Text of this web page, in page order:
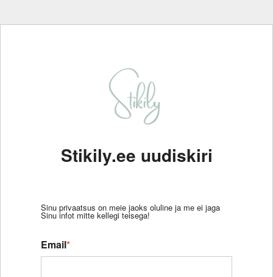
Stikily.ee uudiskiri
Sinu privaatsus on meie jaoks oluline ja me ei jaga
Sinu infot mitte kellegi teisega!
Email*